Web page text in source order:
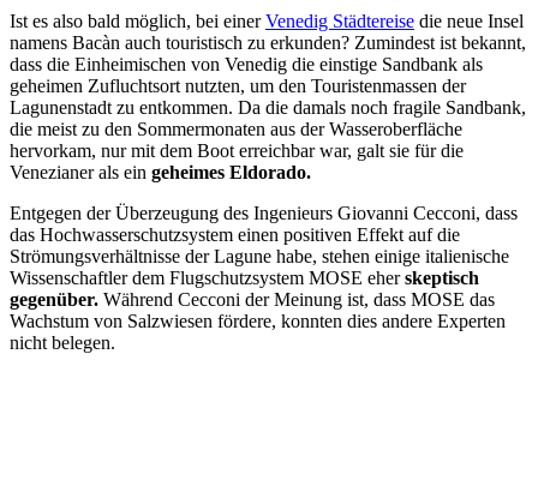
Ist es also bald möglich, bei einerVenedig Städtereise die neue Insel
namens Bacàn auch touristisch zu erkunden? Zumindest ist bekannt,
dass die Einheimischen von Venedig die einstige Sandbank als
geheimen Zufluchtsort nutzten, um den Touristenmassen der
Lagunenstadt zu entkommen. Da die damals noch fragile Sandbank,
die meist zu den Sommermonaten aus der Wasseroberfläche
hervorkam, nur mit dem Boot erreichbar war, galt sie für die
Venezianer als ein geheimes Eldorado.
Entgegen der Überzeugung des Ingenieurs Giovanni Cecconi, dass
das Hochwasserschutzsystem einen positiven Effekt auf die
Strömungsverhältnisse der Lagune habe, stehen einige italienische
Wissenschaftler dem Flugschutzsystem MOSE eherskeptisch
gegenüber. Während Cecconi der Meinung ist, dass MOSE das
Wachstum von Salzwiesen fördere, konnten dies andere Experten
nicht belegen.